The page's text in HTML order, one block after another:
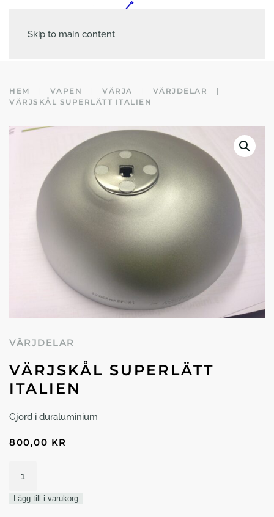
Skip to main content
HEM VAPEN VÄRJA
VÄRJDELAR
VÄRJSKÅL SUPERLÄTT ITALIEN
VÄRJDELAR
VÄRJSKÅL SUPERLÄTT
ITALIEN
Gjord i duraluminium
800,00 KR
superlätt
Italien
Lägg till i varukorg